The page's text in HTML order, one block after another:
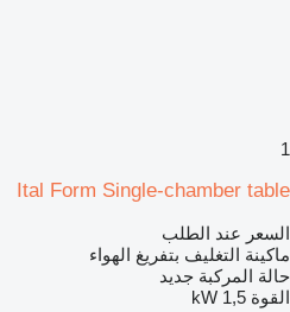
1
Ital Form Single-chamber table
السعر عند الطلب
ماكينة التغليف بتفريغ الهواء
حالة المركبة جديد
القوة 1,5 kW